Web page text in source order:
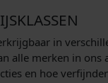
in
alle merken in
en hoe